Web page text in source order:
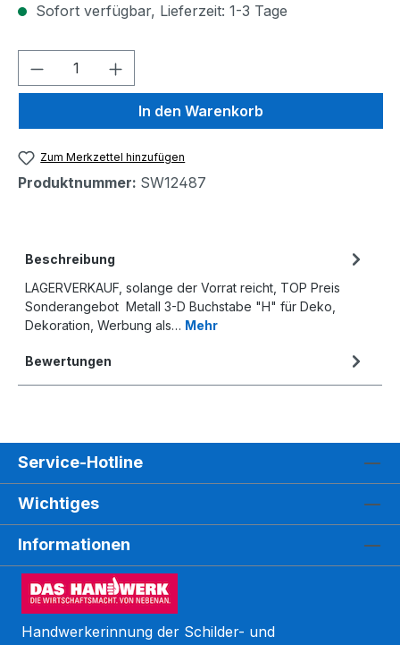
Sofort verfügbar, Lieferzeit: 1-3 Tage
Produkt Anzahl: Gib den
In den Warenkorb
Zum Merkzettel hinzufügen
Produktnummer: SW12487
Beschreibung
LAGERVERKAUF, solange der Vorrat reicht, TOP Preis
Sonderangebot Metall 3-D Buchstabe "H" für Deko,
Dekoration, Werbung als… Mehr
Bewertungen
Service-Hotline
Wichtiges
Informationen
Handwerkerinnung der Schilder- und